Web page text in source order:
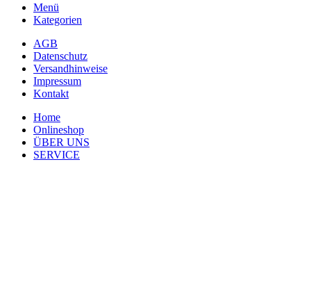
Menü
Kategorien
AGB
Datenschutz
Versandhinweise
Impressum
Kontakt
Home
Onlineshop
ÜBER UNS
SERVICE